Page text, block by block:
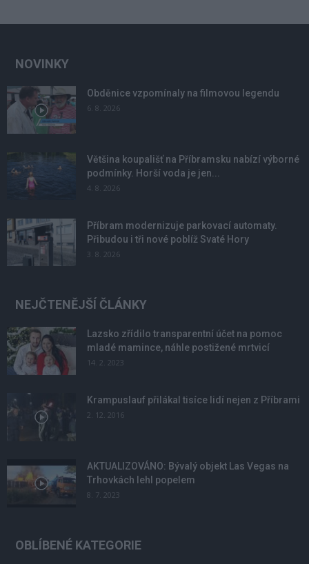
NOVINKY
Obděnice vzpomínaly na filmovou legendu
6. 8. 2026
Většina koupališť na Příbramsku nabízí výborné
podmínky. Horší voda je jen...
4. 8. 2026
Příbram modernizuje parkovací automaty.
Přibudou i tři nové poblíž Svaté Hory
3. 8. 2026
NEJČTENĚJŠÍ ČLÁNKY
Lazsko zřídilo transparentní účet na pomoc
mladé mamince, náhle postižené mrtvicí
14. 2. 2023
Krampuslauf přilákal tisíce lidí nejen z Příbrami
2. 12. 2016
AKTUALIZOVÁNO: Bývalý objekt Las Vegas na
Trhovkách lehl popelem
8. 7. 2023
OBLÍBENÉ KATEGORIE